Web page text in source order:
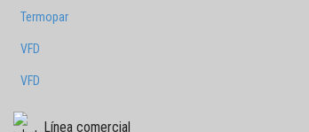
Termopar
VFD
VFD
Línea comercial